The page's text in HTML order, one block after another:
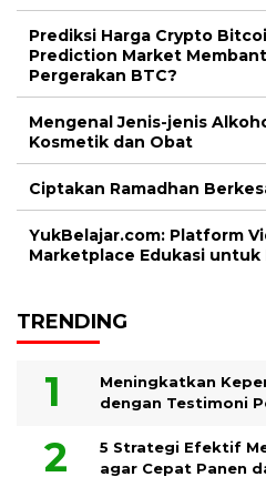
Prediksi Harga Crypto
Prediction Market
Pergerakan BTC?
Mengenal Jenis-jenis
Kosmetik dan Obat
Ciptakan Ramadhan
YukBelajar.com: Platform
Marketplace Edukasi
TRENDING
Meningkatkan
dengan Testimoni
5 Strategi Efektif
agar Cepat Panen